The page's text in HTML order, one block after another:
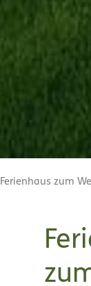
Ferienhaus zum